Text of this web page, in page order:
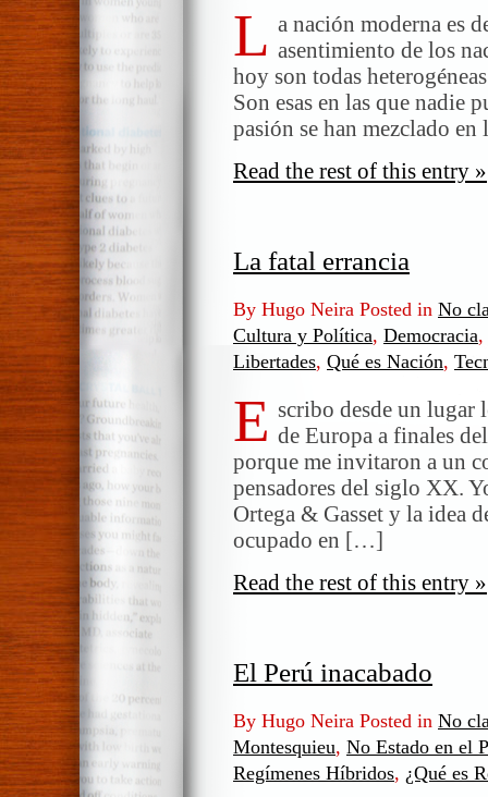
L a nación moderna es
asentimiento de los
hoy son todas
Son esas en las que nadie
pasión se han mezclado
Read the rest of this entry »
La fatal errancia
By Hugo Neira Posted in No
Cultura y Política, Democracia,
Libertades, Qué es Nación,
E scribo desde un lugar
de Europa a finales
porque me invitaron a un
pensadores del siglo XX.
Ortega & Gasset y la idea
ocupado en […]
Read the rest of this entry »
El Perú inacabado
By Hugo Neira Posted in No
Montesquieu, No Estado en el
Regímenes Híbridos, ¿Qué es